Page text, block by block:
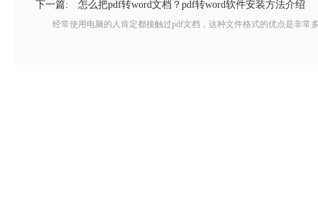
下一篇: 怎么把pdf转word文档？pdf转word软件安装方法介绍
经常使用电脑的人肯定都接触过pdf文档，这种文件格式的优点是非常